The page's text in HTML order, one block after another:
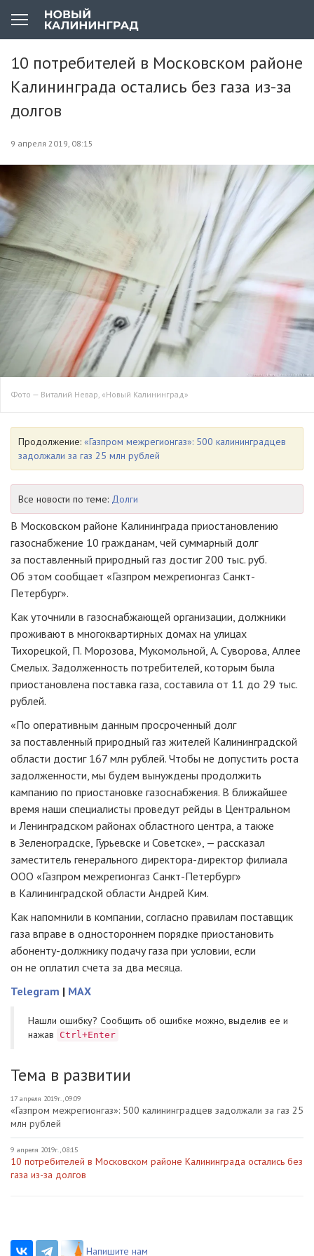
10 потребителей в Московском районе
Калининграда остались без газа из-за
долгов
9 апреля 2019, 08:15
Фото — Виталий Невар, «Новый Калининград»
Продолжение: «Газпром межрегионгаз»: 500 калининградцев
задолжали за газ 25 млн рублей
Все новости по теме: Долги
В Московском районе Калининграда приостановлению
газоснабжение 10 гражданам, чей суммарный долг
за поставленный природный газ достиг 200 тыс. руб.
Об этом сообщает «Газпром межрегионгаз Санкт-
Петербург».
Как уточнили в газоснабжающей организации, должники
проживают в многоквартирных домах на улицах
Тихорецкой, П. Морозова, Мукомольной, А. Суворова, Аллее
Смелых. Задолженность потребителей, которым была
приостановлена поставка газа, составила от 11 до 29 тыс.
рублей.
«По оперативным данным просроченный долг
за поставленный природный газ жителей Калининградской
области достиг 167 млн рублей. Чтобы не допустить роста
задолженности, мы будем вынуждены продолжить
кампанию по приостановке газоснабжения. В ближайшее
время наши специалисты проведут рейды в Центральном
и Ленинградском районах областного центра, а также
в Зеленоградске, Гурьевске и Советске», — рассказал
заместитель генерального директора-директор филиала
ООО «Газпром межрегионгаз Санкт-Петербург»
в Калининградской области Андрей Ким.
Как напомнили в компании, согласно правилам поставщик
газа вправе в одностороннем порядке приостановить
абоненту-должнику подачу газа при условии, если
он не оплатил счета за два месяца.
Telegram | MAX
Нашли ошибку? Cообщить об ошибке можно, выделив ее и
нажав
Ctrl+Enter
Тема в развитии
17 апреля 2019г., 09:09
«Газпром межрегионгаз»: 500 калининградцев задолжали за газ 25
млн рублей
9 апреля 2019г., 08:15
10 потребителей в Московском районе Калининграда остались без
газа из-за долгов
Напишите нам